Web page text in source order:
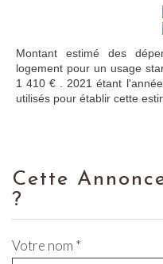
Montant estimé des
logement pour un usage
1 410 € . 2021 étant
utilisés pour établir cette
Cette Annonce Vous Intéresse
?
Votre nom *